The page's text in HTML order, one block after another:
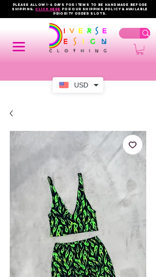
USD
PLEASE ALLOW 1-4 DAYS FOR ITEMS TO BE HANDMADE BEFORE
SHIPPING.click here FOR OUR shipping policy & AVAILABLE
PRIORITY order slots.